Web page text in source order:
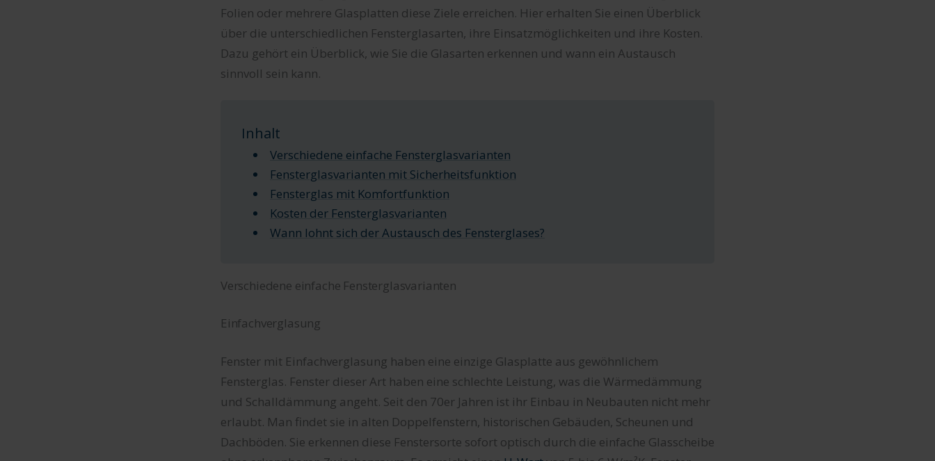
Folien oder mehrere Glasplatten diese Ziele erreichen. Hier erhalten Sie einen Überblick
über die unterschiedlichen Fensterglasarten, ihre Einsatzmöglichkeiten und ihre Kosten.
Dazu gehört ein Überblick, wie Sie die Glasarten erkennen und wann ein Austausch
sinnvoll sein kann.
Inhalt
Verschiedene einfache Fensterglasvarianten
Fensterglasvarianten mit Sicherheitsfunktion
Fensterglas mit Komfortfunktion
Kosten der Fensterglasvarianten
Wann lohnt sich der Austausch des Fensterglases?
Verschiedene einfache Fensterglasvarianten
Einfachverglasung
Fenster mit Einfachverglasung haben eine einzige Glasplatte aus gewöhnlichem
Fensterglas. Fenster dieser Art haben eine schlechte Leistung, was die Wärmedämmung
und Schalldämmung angeht. Seit den 70er Jahren ist ihr Einbau in Neubauten nicht mehr
erlaubt. Man findet sie in alten Doppelfenstern, historischen Gebäuden, Scheunen und
Dachböden. Sie erkennen diese Fenstersorte sofort optisch durch die einfache Glasscheibe